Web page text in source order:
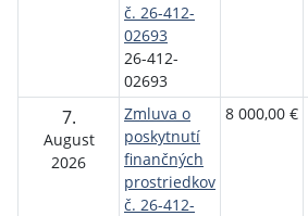
č. 26-412-
02693
26-412-
02693
7.
August
2026
Zmluva o
poskytnutí
finančných
prostriedkov
č. 26-412-
8 000,00 €